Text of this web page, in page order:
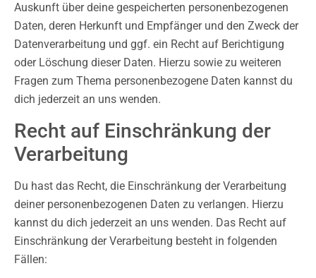
Auskunft über deine gespeicherten personenbezogenen
Daten, deren Herkunft und Empfänger und den Zweck der
Datenverarbeitung und ggf. ein Recht auf Berichtigung
oder Löschung dieser Daten. Hierzu sowie zu weiteren
Fragen zum Thema personenbezogene Daten kannst du
dich jederzeit an uns wenden.
Recht auf Einschränkung der
Verarbeitung
Du hast das Recht, die Einschränkung der Verarbeitung
deiner personenbezogenen Daten zu verlangen. Hierzu
kannst du dich jederzeit an uns wenden. Das Recht auf
Einschränkung der Verarbeitung besteht in folgenden
Fällen: